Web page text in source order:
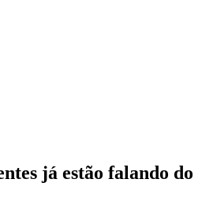
já estão falando do